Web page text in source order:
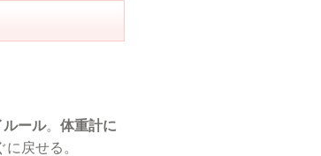
ルール。 体重計に
戻せる。